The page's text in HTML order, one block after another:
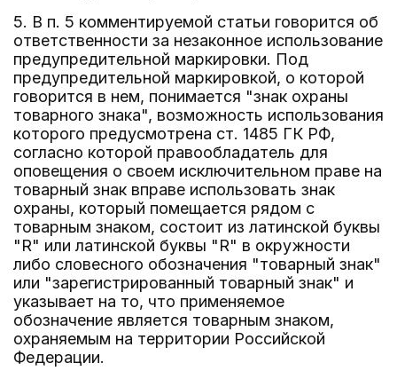
5. В п. 5 комментируемой статьи говорится об
ответственности за незаконное использование
предупредительной маркировки. Под
предупредительной маркировкой, о которой
говорится в нем, понимается "знак охраны
товарного знака", возможность использования
которого предусмотрена ст. 1485 ГК РФ,
согласно которой правообладатель для
оповещения о своем исключительном праве на
товарный знак вправе использовать знак
охраны, который помещается рядом с
товарным знаком, состоит из латинской буквы
"R" или латинской буквы "R" в окружности
либо словесного обозначения "товарный знак"
или "зарегистрированный товарный знак" и
указывает на то, что применяемое
обозначение является товарным знаком,
охраняемым на территории Российской
Федерации.